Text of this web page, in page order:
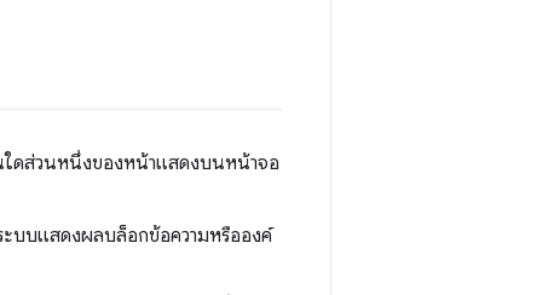
ใดส่วนหนึ่งของหน้าแสดงบนหน้าจอ
ะบบแสดงผลบล็อกข้อความหรือองค์